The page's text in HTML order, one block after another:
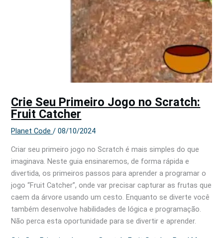
Crie Seu Primeiro Jogo no Scratch:
Fruit Catcher
Planet Code/08/10/2024
Criar seu primeiro jogo no Scratch é mais simples do que
imaginava. Neste guia ensinaremos, de forma rápida e
divertida, os primeiros passos para aprender a programar o
jogo “Fruit Catcher”, onde var precisar capturar as frutas que
caem da árvore usando um cesto. Enquanto se diverte você
também desenvolve habilidades de lógica e programação.
Não perca esta oportunidade para se divertir e aprender.